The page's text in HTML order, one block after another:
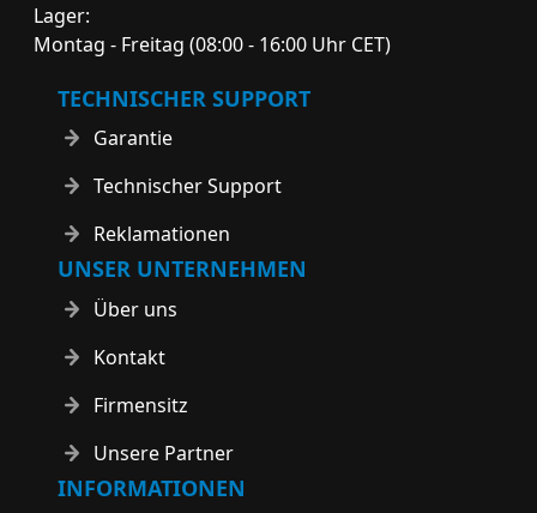
Lager:
Montag - Freitag (08:00 - 16:00 Uhr CET)
TECHNISCHER SUPPORT
Garantie
Technischer Support
Reklamationen
UNSER UNTERNEHMEN
Über uns
Kontakt
Firmensitz
Unsere Partner
INFORMATIONEN